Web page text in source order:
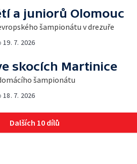
a juniorů Olomouc
šampionátu v drezuře
19. 7. 2026
skocích Martinice
šampionátu
18. 7. 2026
Dalších 10 dílů